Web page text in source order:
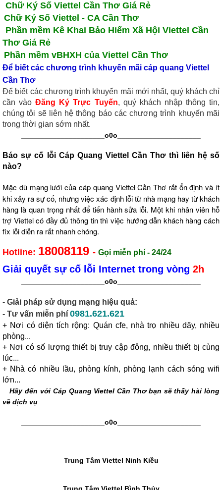
Chữ Ký Số Viettel Cần Thơ Giá Rẻ
Chữ Ký Số Viettel - CA Cần Thơ
Phần mềm Kê Khai Bảo Hiểm Xã Hội Viettel Cần
Thơ Giá Rẻ
Phần mềm vBHXH của Viettel Cần Thơ
Để biết các chương trình khuyến mãi cáp quang Viettel
Cần Thơ
Để biết các chương trình khuyến mãi mới nhất, quý khách chỉ
cần vàoĐăng Ký Trực Tuyến, quý khách nhập thông tin,
chúng tôi sẽ liên hệ thông báo các chương trình khuyến mãi
trong thời gian sớm nhất.
_____________________o0o
Báo sự cố lỗi Cáp Quang Viettel Cần Thơthì liên hệ số
nào?
Mặc dù mạng lưới của cáp quang Viettel Cần Thơ rất ổn định và ít
khi xảy ra sự cố, nhưng việc xác định lỗi từ nhà mạng hay từ khách
hàng là quan trọng nhất để tiến hành sửa lỗi. Một khi nhân viên hỗ
trợ Viettelcó đầy đủ thông tin thì việc hướng dẫn khách hàng cách
fix lỗi diễn ra rất nhanh chóng.
Hotline: 18008119 - Gọi miễn phí - 24/24
Giải quyết sự cố lỗi Internet trong vòng 2h
_____________________o0o
- Giải pháp sử dụng mạng hiệu quả:
- Tư vấn miễn phí 0981.621.621
+ Nơi có diện tích rộng: Quán cfe, nhà trọ nhiều dãy, nhiều
phòng...
+ Nơi có số lượng thiết bị truy cập đông, nhiều thiết bị cùng
lúc...
+ Nhà có nhiều lầu, phòng kính, phòng lạnh cách sóng wifi
lớn...
Hãy đến với Cáp Quang Viettel Cần Thơbạn sẽ thấy hài lòng
về dịch vụ
_____________________o0o
Trung Tâm Viettel Ninh Kiều